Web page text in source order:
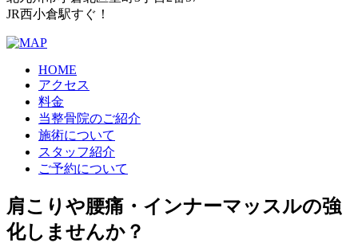
JR西小倉駅すぐ！
HOME
アクセス
料金
当整骨院のご紹介
施術について
スタッフ紹介
ご予約について
肩こりや腰痛・インナーマッスルの強
化しませんか？